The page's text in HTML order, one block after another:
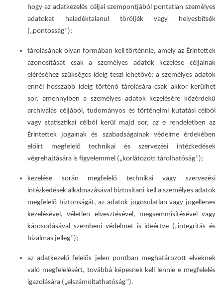
hogy az adatkezelés céljai szempontjából pontatlan személyes
adatokat haladéktalanul töröljék vagy helyesbítsék
(„pontosság”);
tárolásának olyan formában kell történnie, amely az Érintettek
azonosítását csak a személyes adatok kezelése céljainak
eléréséhez szükséges ideig teszi lehetővé; a személyes adatok
ennél hosszabb ideig történő tárolására csak akkor kerülhet
sor, amennyiben a személyes adatok kezelésére közérdekű
archiválás céljából, tudományos és történelmi kutatási célból
vagy statisztikai célból kerül majd sor, az e rendeletben az
Érintettek jogainak és szabadságainak védelme érdekében
előírt megfelelő technikai és szervezési intézkedések
végrehajtására is figyelemmel („korlátozott tárolhatóság”);
kezelése során megfelelő technikai vagy szervezési
intézkedések alkalmazásával biztosítani kell a személyes adatok
megfelelő biztonságát, az adatok jogosulatlan vagy jogellenes
kezelésével, véletlen elvesztésével, megsemmisítésével vagy
károsodásával szembeni védelmet is ideértve („integritás és
bizalmas jelleg”);
az adatkezelő felelős jelen pontban meghatározott elveknek
való megfelelésért, továbbá képesnek kell lennie e megfelelés
igazolására („elszámoltathatóság”).